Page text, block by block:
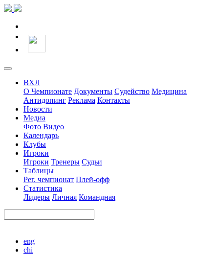
ВХЛ
О Чемпионате Документы Судейство Медицина
Антидопинг Реклама Контакты
Новости
Медиа
Фото Видео
Календарь
Клубы
Игроки
Игроки Тренеры Судьи
Таблицы
Рег. чемпионат Плей-офф
Статистика
Лидеры Личная Командная
eng
chi